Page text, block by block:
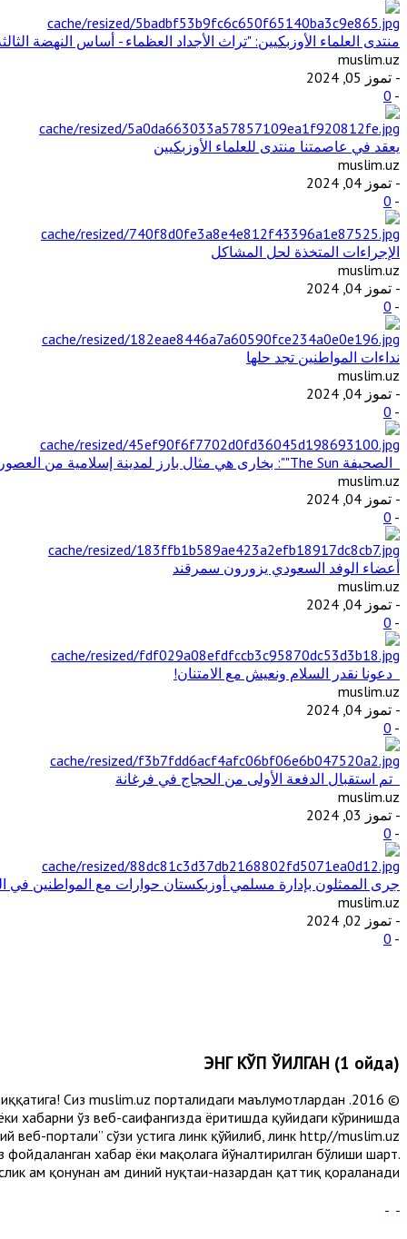
منتدى العلماء الأوزبكيين: "تراث الأجداد العظماء - أساس النهضة
muslim.uz
- تموز 05, 2024
-
0
يعقد في عاصمتنا منتدى للعلماء الأوزبكيين
muslim.uz
- تموز 04, 2024
-
0
الإجراءات المتخذة لحل المشاكل
muslim.uz
- تموز 04, 2024
-
0
نداءات المواطنين تجد حلها
muslim.uz
- تموز 04, 2024
-
0
الصحيفة The Sun"": بخارى هي مثال بارز لمدينة إسلامية من العصور الوسطى في آسيا الوسطى
muslim.uz
- تموز 04, 2024
-
0
أعضاء الوفد السعودي يزورون سمرقند
muslim.uz
- تموز 04, 2024
-
0
دعونا نقدر السلام ونعيش مع الامتنان!
muslim.uz
- تموز 04, 2024
-
0
تم استقبال الدفعة الأولى من الحجاج في فرغانة
muslim.uz
- تموز 03, 2024
-
0
جرى الممثلون بإدارة مسلمي أوزبكستان حوارات مع المواطنين في
muslim.uz
- تموز 02, 2024
-
0
ЭНГ КЎП ЎҚИЛГАН (1 ойда)
Сиз muslim.uz порталидаги маълумотлардан
хабарни ўз веб-саҳифангизда ёритишда қуйидаги кўринишда
веб-портали” сўзи устига линк қўйилиб, линк http//muslim.uz
фойдаланган хабар ёки мақолага йўналтирилган бўлиши шарт.
ҳам қонунан ҳам диний нуқтаи-назардан қаттиқ қораланади.